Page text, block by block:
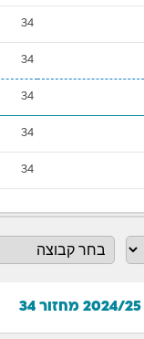
34
34
34
34
34